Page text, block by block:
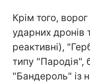
Крім того,
ударних дронів
реактивні),
типу "Пародія",
"Бандероль" із